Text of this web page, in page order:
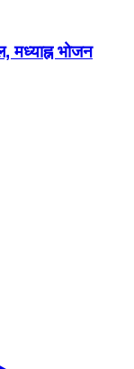
मध्याह्न भोजन